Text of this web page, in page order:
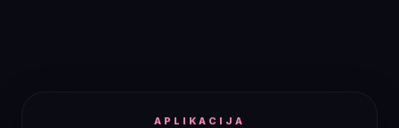
APLIKACIJA